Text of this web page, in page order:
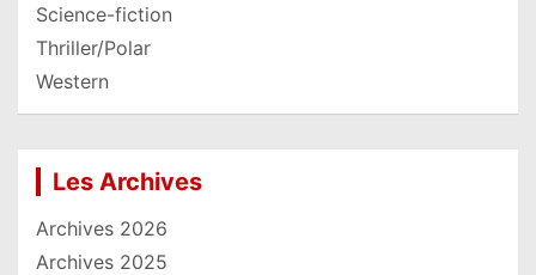
Science-fiction
Thriller/Polar
Western
Les Archives
Archives 2026
Archives 2025